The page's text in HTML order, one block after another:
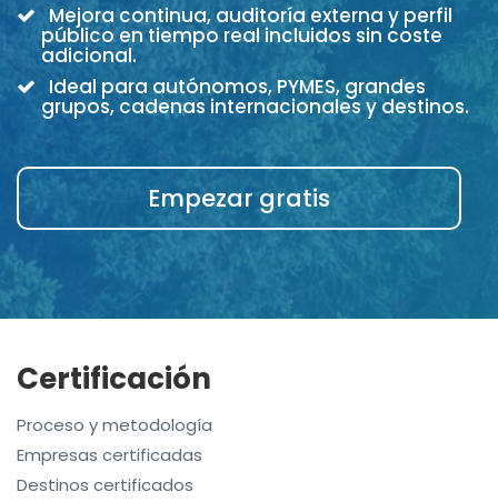
Mejora continua, auditoría externa y perfil
público en tiempo real incluidos sin coste
adicional.
Ideal para autónomos, PYMES, grandes
grupos, cadenas internacionales y destinos.
Empezar gratis
Certificación
Proceso y metodología
Empresas certificadas
Destinos certificados